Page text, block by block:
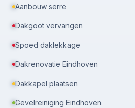
Aanbouw serre
Dakgoot vervangen
Spoed daklekkage
Dakrenovatie Eindhoven
Dakkapel plaatsen
Gevelreiniging Eindhoven